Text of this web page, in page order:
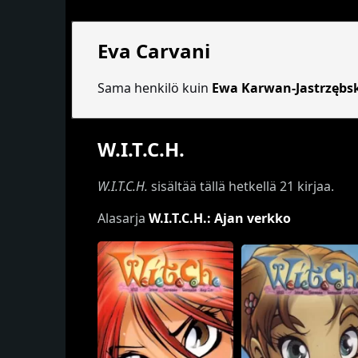
Eva Carvani
Sama henkilö kuin Ewa Karwan-
W.I.T.C.H.
W.I.T.C.H. sisältää tällä hetkellä 21 kirjaa.
Alasarja W.I.T.C.H.: Ajan verkko